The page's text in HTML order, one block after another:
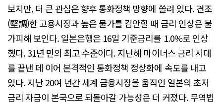
보지만, 더 큰 관심은 향후 통화정책 방향에 쏠려 있다. 견조
(堅調)한 고용시장과 높은 물가를 감안할 때 금리 인상은 불
가피해 보인다. 일본은행은 16일 기준금리를 1.0%로 인상
했다. 31년 만의 최고 수준이다. 지난해 마이너스 금리 시대
를 끝낸 데 이어 본격적인 통화정책 정상화에 속도를 내고
있다. 지난 20여 년간 세계 금융시장을 움직인 일본의 초저
금리 자금이 본국으로 되돌아갈 가능성은 더 커졌다. 무역법